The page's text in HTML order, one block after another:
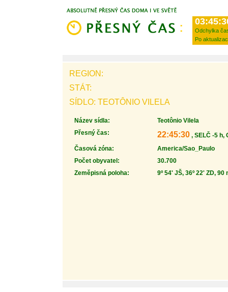
Odchylka
Po
REGION:
STÁT:
SÍDLO: TEOTÔNIO VILELA
Název sídla:
Teotônio Vilela
Přesný čas:
22:45:30 , SELČ -5 h,
Časová zóna:
America/Sao_Paulo
Počet obyvatel:
30.700
Zeměpisná poloha:
9º 54' JŠ, 36º 22' ZD, 90